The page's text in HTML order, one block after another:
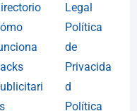
Legal
Política
de
Privacida
d
Política